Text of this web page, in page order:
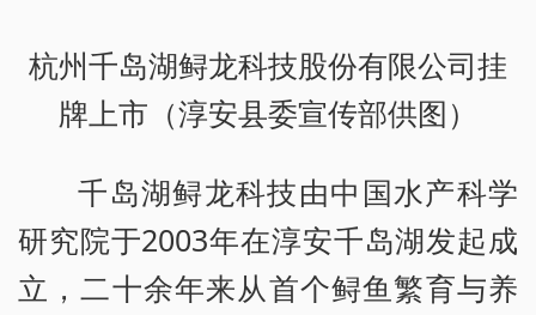
杭州千岛湖鲟龙科技股份有限公司挂
牌上市（淳安县委宣传部供图）
千岛湖鲟龙科技由中国水产科学
研究院于2003年在淳安千岛湖发起成
立，二十余年来从首个鲟鱼繁育与养